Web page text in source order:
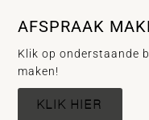
AFSPRAAK
Klik op onderstaande
maken!
KLIK HIER